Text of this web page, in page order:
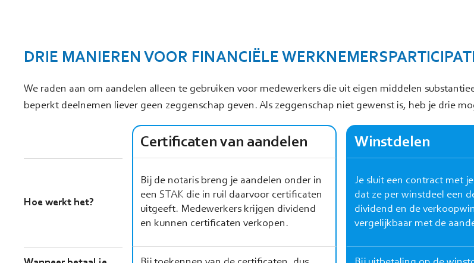
DRIE MANIEREN VOOR FINANCIËLE
We raden aan om aandelen alleen te gebruiken voor medewerkers die uit eigen middelen
beperkt deelnemen liever geen zeggenschap geven. Als zeggenschap niet gewenst is, heb je drie
Certificaten van aandelen Winstdelen
Hoe werkt het?
Bij de notaris breng je aandelen onder in
een STAK die in ruil daarvoor certificaten
uitgeeft. Medewerkers krijgen dividend
en kunnen certificaten verkopen.
Je sluit een contract met
dat ze per winstdeel een
dividend en de
vergelijkbaar met de